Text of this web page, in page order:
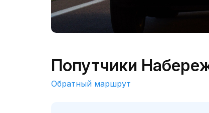
Попутчики
Обратный маршрут